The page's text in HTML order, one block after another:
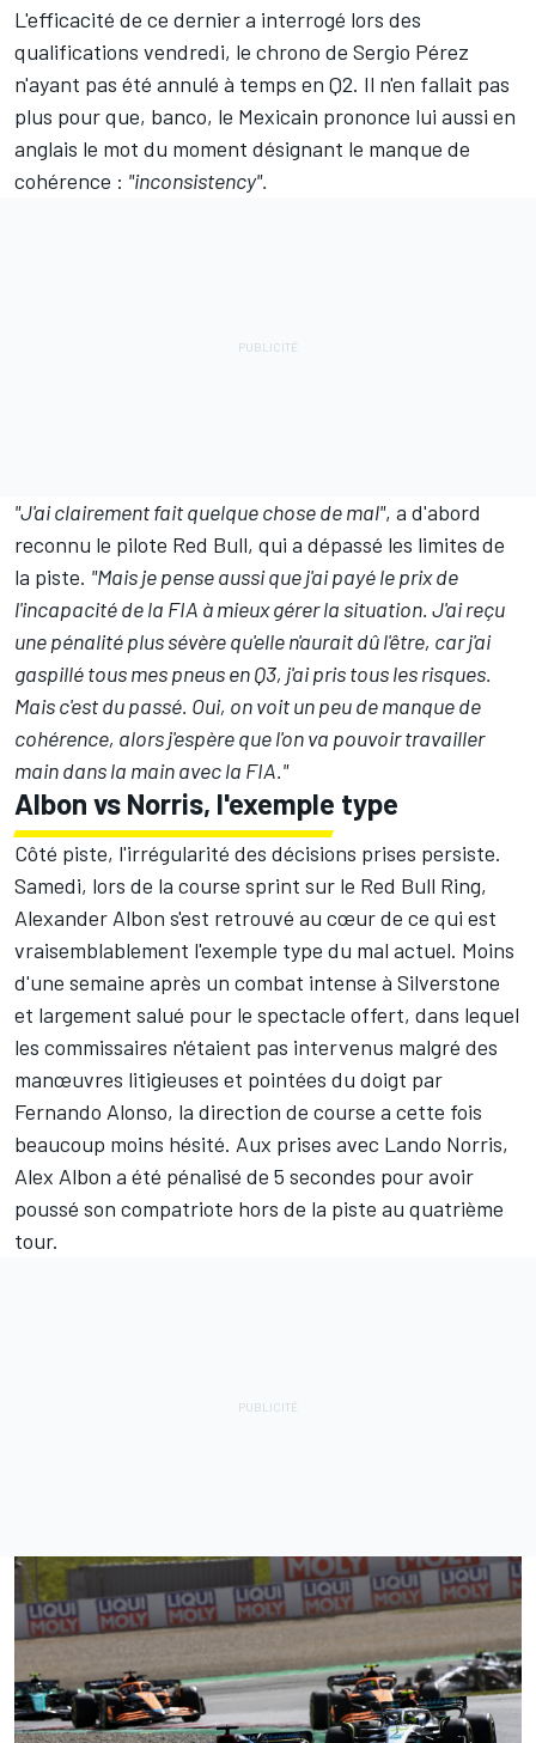
L'efficacité de ce dernier a interrogé lors des
qualifications vendredi, le chrono de Sergio Pérez
n'ayant pas été annulé à temps en Q2. Il n'en fallait pas
plus pour que, banco, le Mexicain prononce lui aussi en
anglais le mot du moment désignant le manque de
cohérence : "inconsistency".
"J'ai clairement fait quelque chose de mal", a d'abord
reconnu le pilote Red Bull, qui a dépassé les limites de
la piste. "Mais je pense aussi que j'ai payé le prix de
l'incapacité de la FIA à mieux gérer la situation. J'ai reçu
une pénalité plus sévère qu'elle n'aurait dû l'être, car j'ai
gaspillé tous mes pneus en Q3, j'ai pris tous les risques.
Mais c'est du passé. Oui, on voit un peu de manque de
cohérence, alors j'espère que l'on va pouvoir travailler
main dans la main avec la FIA."
Albon vs Norris, l'exemple type
Côté piste, l'irrégularité des décisions prises persiste.
Samedi, lors de la course sprint sur le Red Bull Ring,
Alexander Albon s'est retrouvé au cœur de ce qui est
vraisemblablement l'exemple type du mal actuel. Moins
d'une semaine après un combat intense à Silverstone
et largement salué pour le spectacle offert, dans lequel
les commissaires n'étaient pas intervenus malgré des
manœuvres litigieuses et pointées du doigt par
Fernando Alonso, la direction de course a cette fois
beaucoup moins hésité. Aux prises avec Lando Norris,
Alex Albon a été pénalisé de 5 secondes pour avoir
poussé son compatriote hors de la piste au quatrième
tour.